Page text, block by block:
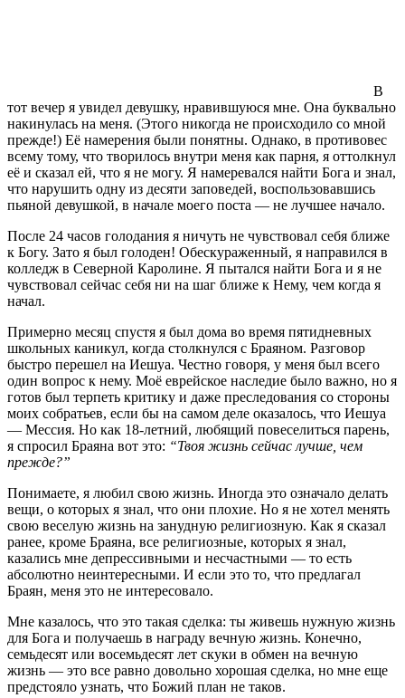
В
тот вечер я увидел девушку, нравившуюся мне. Она буквально
накинулась на меня. (Этого никогда не происходило со мной
прежде!) Её намерения были понятны. Однако, в противовес
всему тому, что творилось внутри меня как парня, я оттолкнул
её и сказал ей, что я не могу. Я намеревался найти Бога и знал,
что нарушить одну из десяти заповедей, воспользовавшись
пьяной девушкой, в начале моего поста — не лучшее начало.
После 24 часов голодания я ничуть не чувствовал себя ближе
к Богу. Зато я был голоден! Обескураженный, я направился в
колледж в Северной Каролине. Я пытался найти Бога и я не
чувствовал сейчас себя ни на шаг ближе к Нему, чем когда я
начал.
Примерно месяц спустя я был дома во время пятидневных
школьных каникул, когда столкнулся с Браяном. Разговор
быстро перешел на Иешуа. Честно говоря, у меня был всего
один вопрос к нему. Моё еврейское наследие было важно, но я
готов был терпеть критику и даже преследования со стороны
моих собратьев, если бы на самом деле оказалось, что Иешуа
— Мессия. Но как 18-летний, любящий повеселиться парень,
я спросил Браяна вот это: “Твоя жизнь сейчас лучше, чем
прежде?”
Понимаете, я любил свою жизнь. Иногда это означало делать
вещи, о которых я знал, что они плохие. Но я не хотел менять
свою веселую жизнь на занудную религиозную. Как я сказал
ранее, кроме Браяна, все религиозные, которых я знал,
казались мне депрессивными и несчастными — то есть
абсолютно неинтересными. И если это то, что предлагал
Браян, меня это не интересовало.
Мне казалось, что это такая сделка: ты живешь нужную жизнь
для Бога и получаешь в награду вечную жизнь. Конечно,
семьдесят или восемьдесят лет скуки в обмен на вечную
жизнь — это все равно довольно хорошая сделка, но мне еще
предстояло узнать, что Божий план не таков.